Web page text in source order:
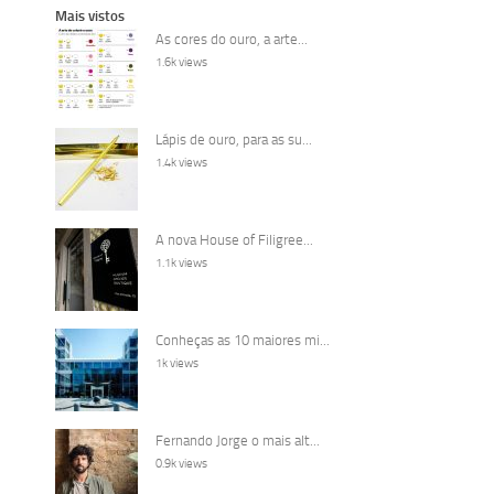
Mais vistos
As cores do ouro, a arte...
1.6k views
Lápis de ouro, para as su...
1.4k views
A nova House of Filigree...
1.1k views
Conheças as 10 maiores mi...
1k views
Fernando Jorge o mais alt...
0.9k views